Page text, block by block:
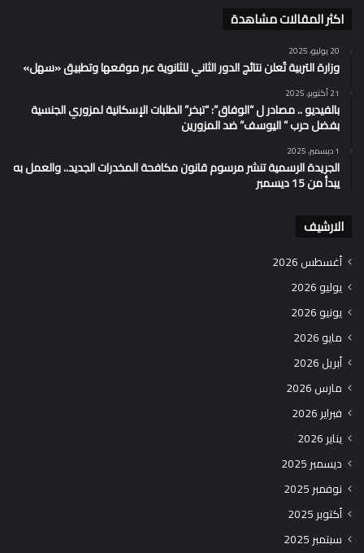
اكثر المقالات مشاهدة
20 يوليو، 2025
وزارة التربية تُعلن نتائج الدور الثاني للثانوية عبر موقعها وتطبيق «سهل»
21 أكتوبر، 2025
بالفيديو .. مصادر ل “الوفاق”: “تبخر” الطلبات الإسكانية لمزوري الجنسية
بفضل حرب ” اليوسف” ضد المزورين
1 ديسمبر، 2025
الجريدة الرسمية تنشر مرسوم قانون مكافحة المخدرات الجديد.. والعمل به
يبدأ من 15 ديسمبر
الارشيف
أغسطس 2026
يوليو 2026
يونيو 2026
مايو 2026
أبريل 2026
مارس 2026
فبراير 2026
يناير 2026
ديسمبر 2025
نوفمبر 2025
أكتوبر 2025
سبتمبر 2025